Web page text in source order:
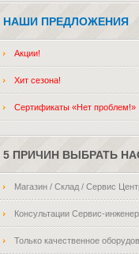
НАШИ ПРЕДЛОЖЕНИЯ
Акции!
Хит сезона!
Сертификаты «Нет проблем!»
5 ПРИЧИН ВЫБРАТЬ
Магазин / Склад / Сервис
Консультации Сервис-
Только качественное